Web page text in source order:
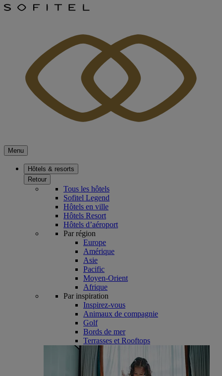
Menu
Hôtels & resorts
Retour
Tous les hôtels
Sofitel Legend
Hôtels en ville
Hôtels Resort
Hôtels d’aéroport
Par région
Europe
Amérique
Asie
Pacific
Moyen-Orient
Afrique
Par inspiration
Inspirez-vous
Animaux de compagnie
Golf
Bords de mer
Terrasses et Rooftops